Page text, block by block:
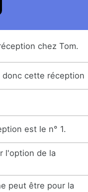
chez Tom.
cette réception
est le n° 1.
l'option de la
peut être pour la